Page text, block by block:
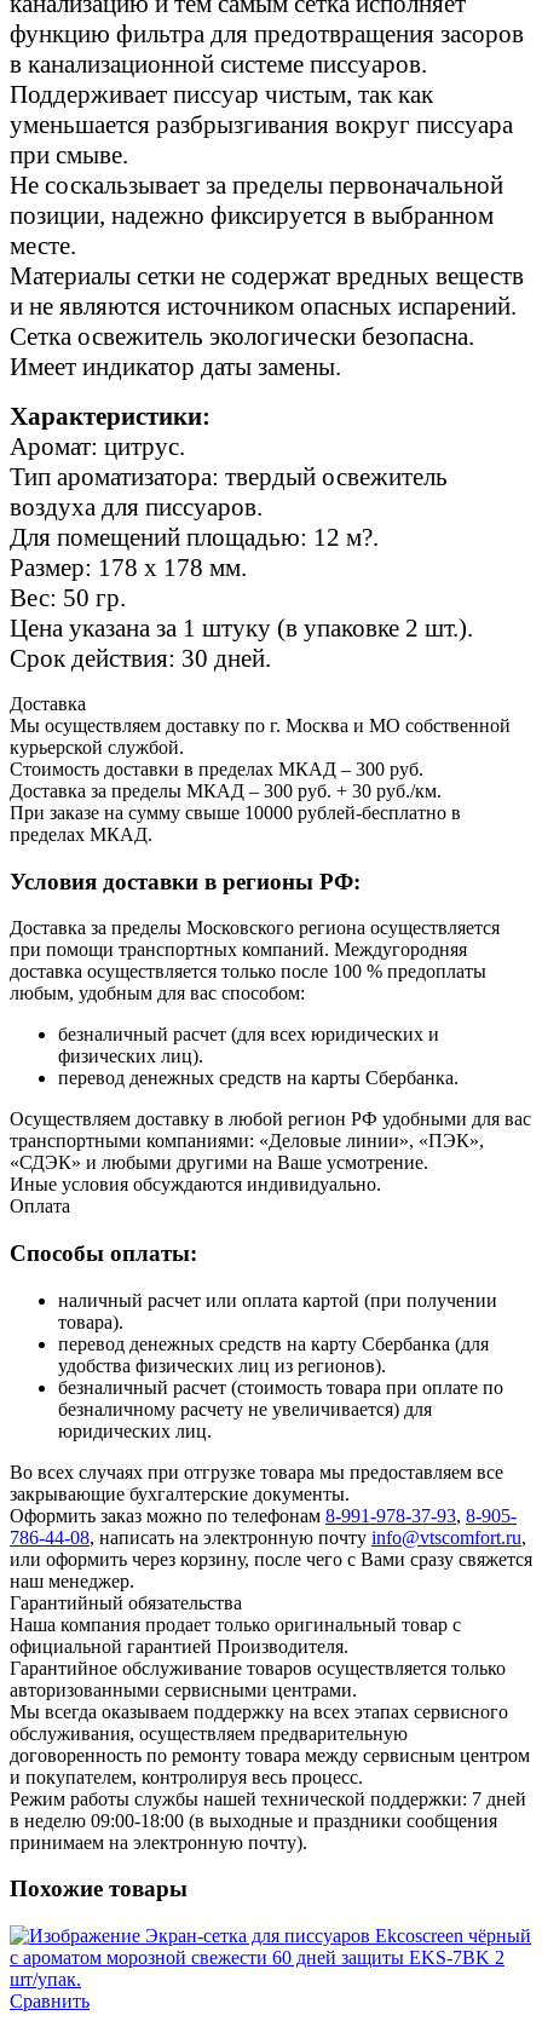
функцию фильтра для предотвращения засоров
в канализационной системе писсуаров.
Поддерживает писсуар чистым, так как
уменьшается разбрызгивания вокруг писсуара
при смыве.
Не соскальзывает за пределы первоначальной
позиции, надежно фиксируется в выбранном
месте.
Материалы сетки не содержат вредных веществ
и не являются источником опасных испарений.
Сетка освежитель экологически безопасна.
Имеет индикатор даты замены.
Характеристики:
Аромат: цитрус.
Тип ароматизатора: твердый освежитель
воздуха для писсуаров.
Для помещений площадью: 12 м?.
Размер: 178 х 178 мм.
Вес: 50 гр.
Цена указана за 1 штуку (в упаковке 2 шт.).
Срок действия: 30 дней.
Доставка
Мы осуществляем доставку по г. Москва и МО собственной
курьерской службой.
Стоимость доставки в пределах МКАД – 300 руб.
Доставка за пределы МКАД – 300 руб. + 30 руб./км.
При заказе на сумму свыше 10000 рублей-бесплатно в
пределах МКАД.
Условия доставки в регионы РФ:
Доставка за пределы Московского региона осуществляется
при помощи транспортных компаний. Междугородняя
доставка осуществляется только после 100 % предоплаты
любым, удобным для вас способом:
безналичный расчет (для всех юридических и
физических лиц).
перевод денежных средств на карты Сбербанка.
Осуществляем доставку в любой регион РФ удобными для вас
транспортными компаниями: «Деловые линии», «ПЭК»,
«СДЭК» и любыми другими на Ваше усмотрение.
Иные условия обсуждаются индивидуально.
Оплата
Способы оплаты:
наличный расчет или оплата картой (при получении
товара).
перевод денежных средств на карту Сбербанка (для
удобства физических лиц из регионов).
безналичный расчет (стоимость товара при оплате по
безналичному расчету не увеличивается) для
юридических лиц.
Во всех случаях при отгрузке товара мы предоставляем все
закрывающие бухгалтерские документы.
Оформить заказ можно по телефонам 8-991-978-37-93, 8-905-
786-44-08, написать на электронную почту info@vtscomfort.ru,
или оформить через корзину, после чего с Вами сразу свяжется
наш менеджер.
Гарантийный обязательства
Наша компания продает только оригинальный товар с
официальной гарантией Производителя.
Гарантийное обслуживание товаров осуществляется только
авторизованными сервисными центрами.
Мы всегда оказываем поддержку на всех этапах сервисного
обслуживания, осуществляем предварительную
договоренность по ремонту товара между сервисным центром
и покупателем, контролируя весь процесс.
Режим работы службы нашей технической поддержки: 7 дней
в неделю 09:00-18:00 (в выходные и праздники сообщения
принимаем на электронную почту).
Похожие товары
Сравнить